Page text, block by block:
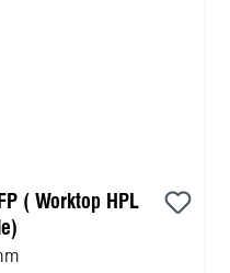
( Worktop HPL